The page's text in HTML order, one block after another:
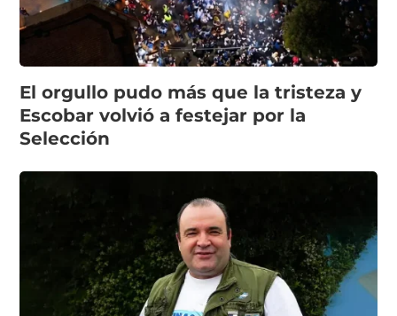
El orgullo pudo más que la tristeza y
Escobar volvió a festejar por la
Selección